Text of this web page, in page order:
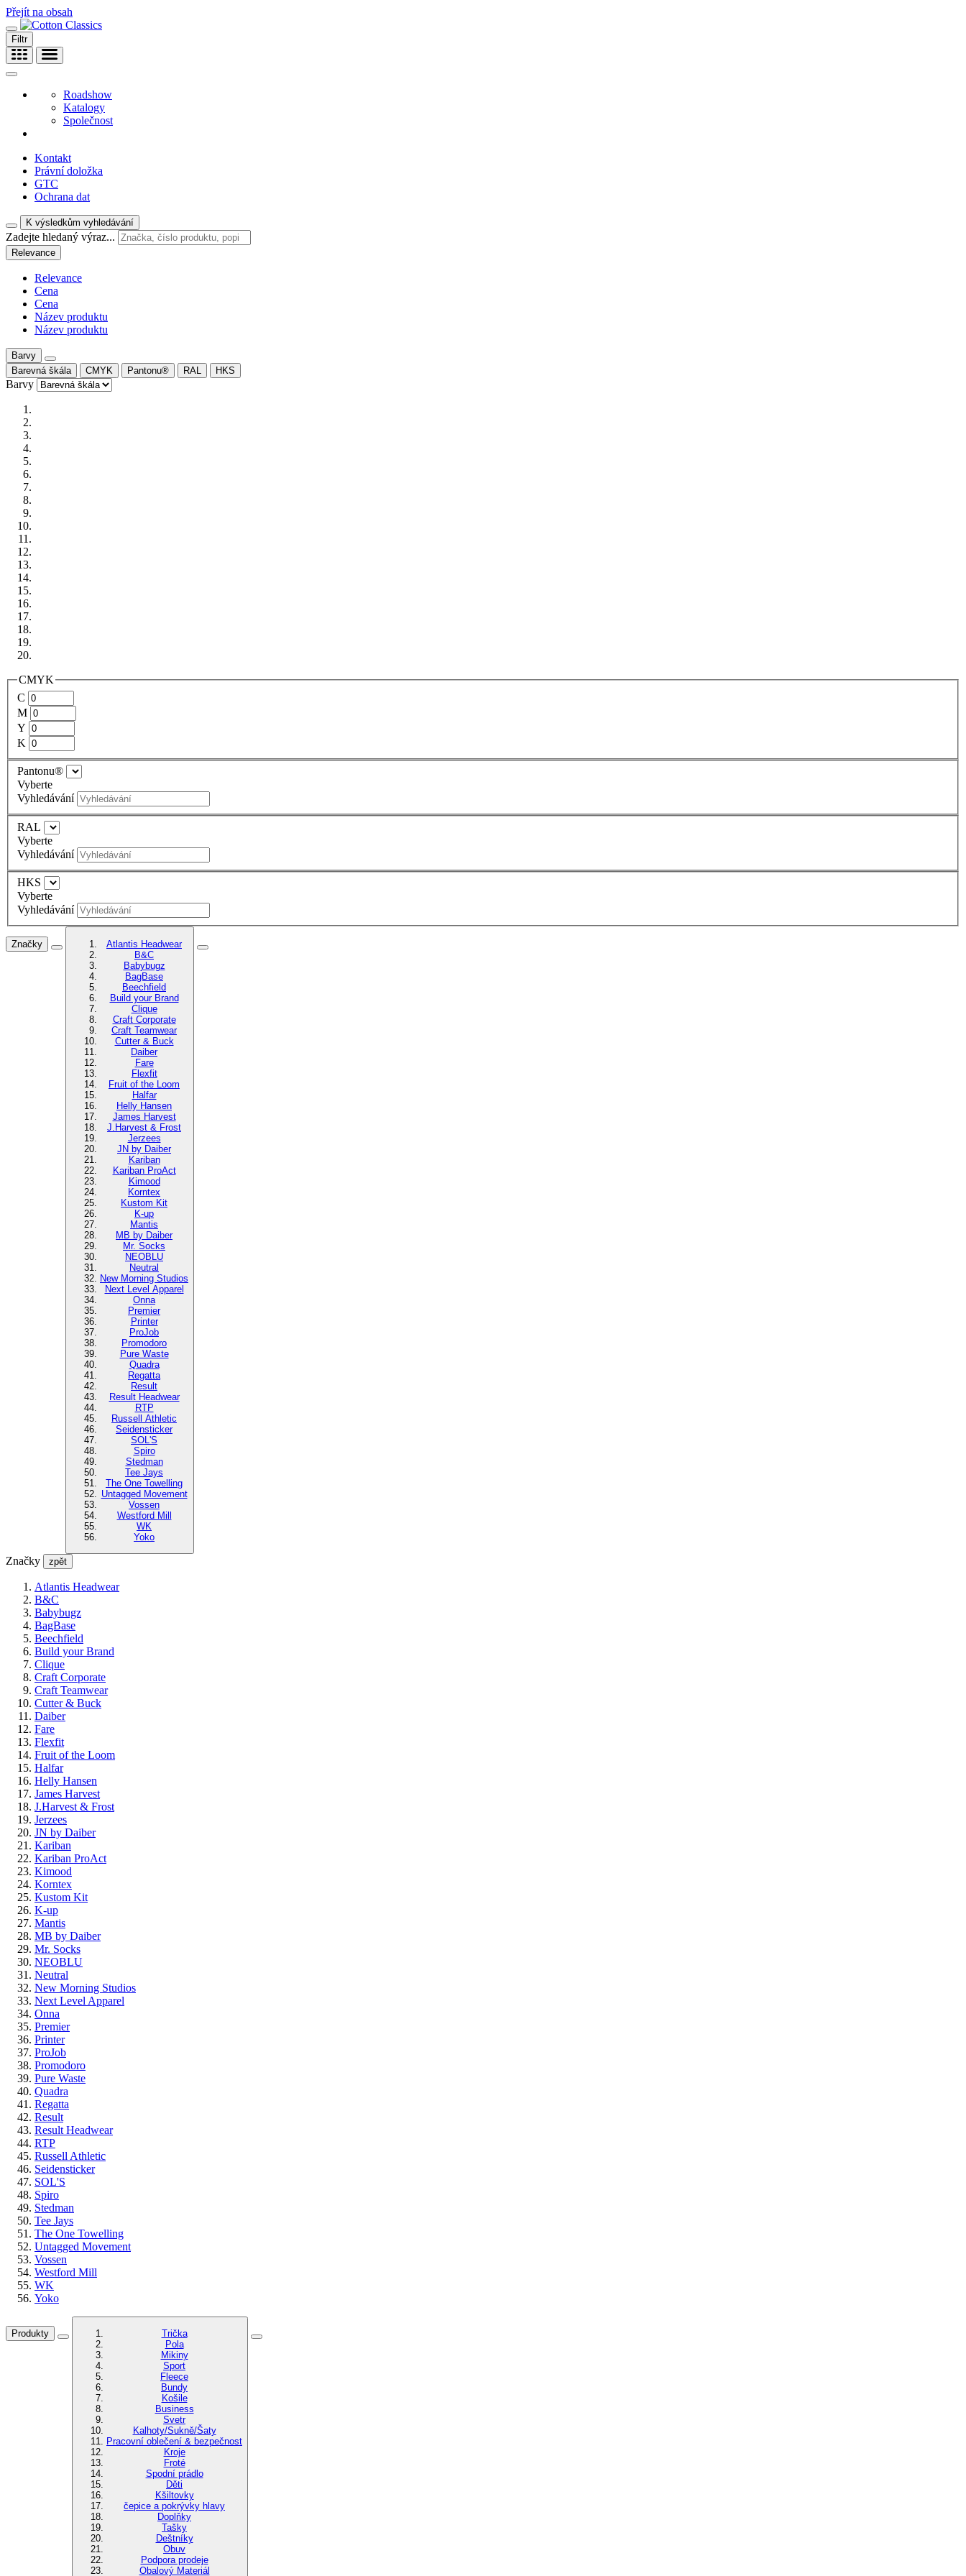
Přejít na obsah
Filtr
Roadshow
Katalogy
Společnost
Kontakt
Právní doložka
GTC
Ochrana dat
K výsledkům vyhledávání
Zadejte hledaný výraz...
Relevance
Relevance
Cena
Cena
Název produktu
Název produktu
Barvy
Barevná škála
CMYK Pantonu® RAL HKS
Barvy
CMYK
C
M
Y
K
Pantonu®
Vyberte
Vyhledávání
RAL
Vyberte
Vyhledávání
HKS
Vyberte
Vyhledávání
Značky
Atlantis Headwear
B&C
Babybugz
BagBase
Beechfield
Build your Brand
Clique
Craft Corporate
Craft Teamwear
Cutter & Buck
Daiber
Fare
Flexfit
Fruit of the Loom
Halfar
Helly Hansen
James Harvest
J.Harvest & Frost
Jerzees
JN by Daiber
Kariban
Kariban ProAct
Kimood
Korntex
Kustom Kit
K-up
Mantis
MB by Daiber
Mr. Socks
NEOBLU
Neutral
New Morning Studios
Next Level Apparel
Onna
Premier
Printer
ProJob
Promodoro
Pure Waste
Quadra
Regatta
Result
Result Headwear
RTP
Russell Athletic
Seidensticker
SOL'S
Spiro
Stedman
Tee Jays
The One Towelling
Untagged Movement
Vossen
Westford Mill
WK
Yoko
Značky zpět
Atlantis Headwear
B&C
Babybugz
BagBase
Beechfield
Build your Brand
Clique
Craft Corporate
Craft Teamwear
Cutter & Buck
Daiber
Fare
Flexfit
Fruit of the Loom
Halfar
Helly Hansen
James Harvest
J.Harvest & Frost
Jerzees
JN by Daiber
Kariban
Kariban ProAct
Kimood
Korntex
Kustom Kit
K-up
Mantis
MB by Daiber
Mr. Socks
NEOBLU
Neutral
New Morning Studios
Next Level Apparel
Onna
Premier
Printer
ProJob
Promodoro
Pure Waste
Quadra
Regatta
Result
Result Headwear
RTP
Russell Athletic
Seidensticker
SOL'S
Spiro
Stedman
Tee Jays
The One Towelling
Untagged Movement
Vossen
Westford Mill
WK
Yoko
Produkty
Trička
Pola
Mikiny
Sport
Fleece
Bundy
Košile
Business
Svetr
Kalhoty/Sukně/Šaty
Pracovní oblečení & bezpečnost
Kroje
Froté
Spodní prádlo
Děti
Kšiltovky
čepice a pokrývky hlavy
Doplňky
Tašky
Deštníky
Obuv
Podpora prodeje
Obalový Materiál